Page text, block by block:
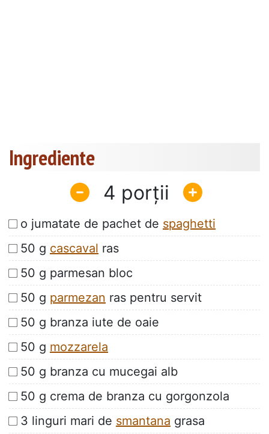
Ingrediente
4
o jumatate de pachet de spaghetti
50 g cascaval ras
50 g parmesan bloc
50 g parmezan ras pentru servit
50 g branza iute de oaie
50 g mozzarela
50 g branza cu mucegai alb
50 g crema de branza cu gorgonzola
3 linguri mari de smantana grasa